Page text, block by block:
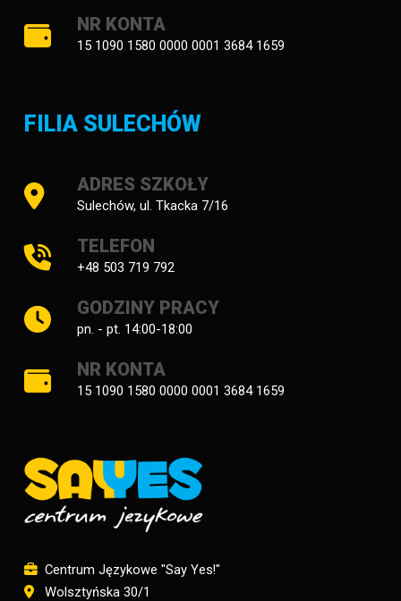
NR KONTA
15 1090 1580 0000 0001 3684 1659
FILIA SULECHÓW
ADRES SZKOŁY
Sulechów, ul. Tkacka 7/16
TELEFON
+48 503 719 792
GODZINY PRACY
pn. - pt. 14:00-18:00
NR KONTA
15 1090 1580 0000 0001 3684 1659
Centrum Językowe "Say Yes!"
Wolsztyńska 30/1